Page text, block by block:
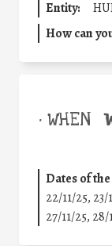
Entity:
How can
• WHEN
Dates of
22/11/25, 23/
27/11/25, 28/